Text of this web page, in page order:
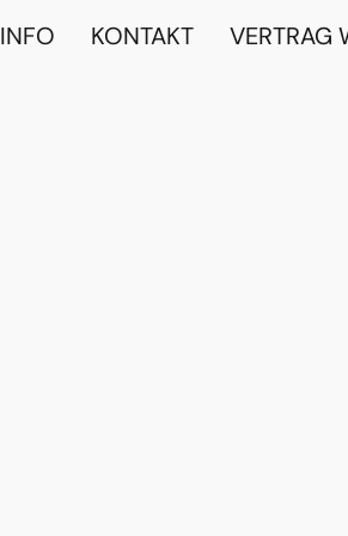
INFO KONTAKT VERTRAG